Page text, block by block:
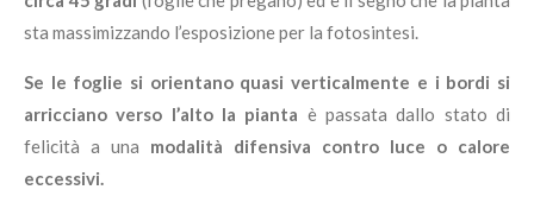
sta massimizzando l’esposizione per la fotosintesi.
Se le foglie si orientano quasi verticalmente e i bordi si
arricciano verso l’alto la pianta è passata dallo stato di
felicità a una modalità difensiva contro luce o calore
eccessivi.